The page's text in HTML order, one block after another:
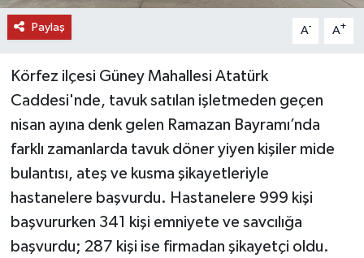
Paylaş A- A+
Körfez ilçesi Güney Mahallesi Atatürk
Caddesi'nde, tavuk satılan işletmeden geçen
nisan ayına denk gelen Ramazan Bayramı’nda
farklı zamanlarda tavuk döner yiyen kişiler mide
bulantısı, ateş ve kusma şikayetleriyle
hastanelere başvurdu. Hastanelere 999 kişi
başvururken 341 kişi emniyete ve savcılığa
başvurdu; 287 kişi ise firmadan şikayetçi oldu.
VİDEO HABERLER
MAGAZİN